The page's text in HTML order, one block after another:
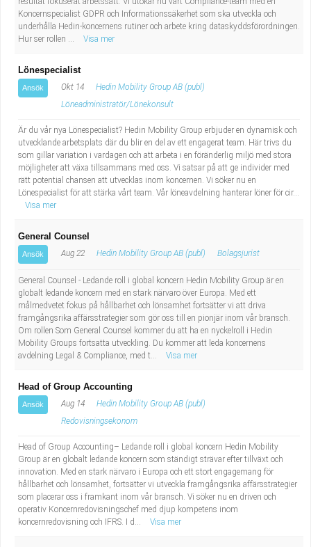
Koncernspecialist GDPR och Informationssäkerhet som ska utveckla och
underhålla Hedin-koncernens rutiner och arbete kring dataskyddsförordningen.
Hur ser rollen ...
Visa mer
Lönespecialist
Ansök Okt 14
Hedin Mobility Group AB (publ)
Löneadministratör/Lönekonsult
Är du vår nya Lönespecialist? Hedin Mobility Group erbjuder en dynamisk och
utvecklande arbetsplats där du blir en del av ett engagerat team. Här trivs du
som gillar variation i vardagen och att arbeta i en föränderlig miljö med stora
möjligheter att växa tillsammans med oss. Vi satsar på att ge individer med
rätt potential chansen att utvecklas inom koncernen. Vi söker nu en
Lönespecialist för att stärka vårt team. Vår löneavdelning hanterar löner för cir...
Visa mer
General Counsel
Ansök Aug 22 Hedin Mobility Group AB (publ) Bolagsjurist
General Counsel - Ledande roll i global koncern Hedin Mobility Group är en
globalt ledande koncern med en stark närvaro över Europa. Med ett
målmedvetet fokus på hållbarhet och lönsamhet fortsätter vi att driva
framgångsrika affärsstrategier som gör oss till en pionjär inom vår bransch.
Om rollen Som General Counsel kommer du att ha en nyckelroll i Hedin
Mobility Groups fortsatta utveckling. Du kommer att leda koncernens
avdelning Legal & Compliance, med t...
Visa mer
Head of Group Accounting
Ansök Aug 14
Hedin Mobility Group AB (publ)
Redovisningsekonom
Head of Group Accounting– Ledande roll i global koncern Hedin Mobility
Group är en globalt ledande koncern som ständigt strävar efter tillväxt och
innovation. Med en stark närvaro i Europa och ett stort engagemang för
hållbarhet och lönsamhet, fortsätter vi utveckla framgångsrika affärsstrategier
som placerar oss i framkant inom vår bransch. Vi söker nu en driven och
operativ Koncernredovisningschef med djup kompetens inom
koncernredovisning och IFRS. I d...
Visa mer